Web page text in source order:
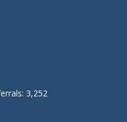
3,252